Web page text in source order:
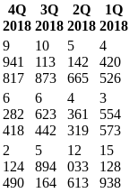
4Q
2018
3Q
2018
2Q
2018
1Q
2018
9
941
817
10
113
873
5
142
665
4
420
526
6
282
418
6
623
442
4
361
319
3
554
573
2
124
490
5
894
164
12
033
613
15
128
938